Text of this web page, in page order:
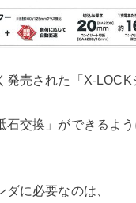
発売された「X-LOCK
石交換」ができるよ
に必要なのは、